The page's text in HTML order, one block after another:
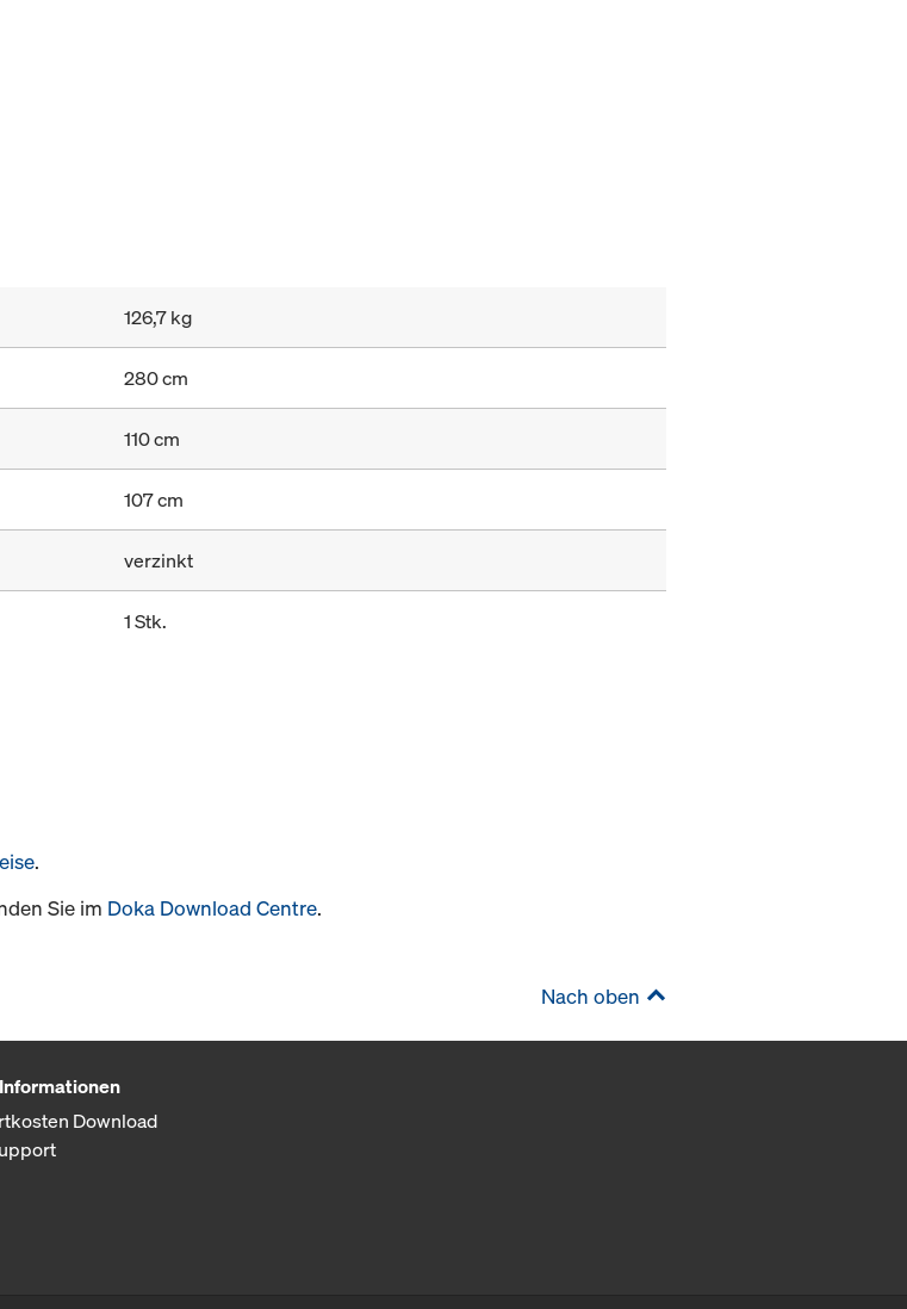
126,7 kg
280 cm
110 cm
107 cm
verzinkt
1 Stk.
.
Sie im Doka Download Centre.
Nach oben
Download